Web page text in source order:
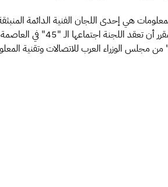
هي إحدى اللجان الفنية الدائمة
العرب للاتصالات وتقنية